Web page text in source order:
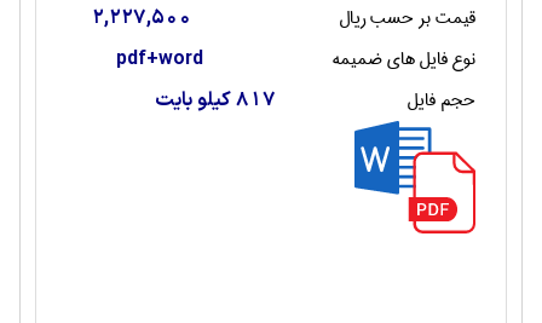
قیمت بر حسب ریال 2,227,500
نوع فایل های ضمیمه pdf+word
حجم فایل 817 کیلو بایت